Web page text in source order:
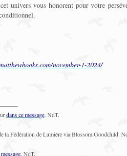
univers vous honorent pour votre
november-1-2024/
dans ce message. NdT.
la Fédération de Lumière via Blossom Goodchild.
. NdT.